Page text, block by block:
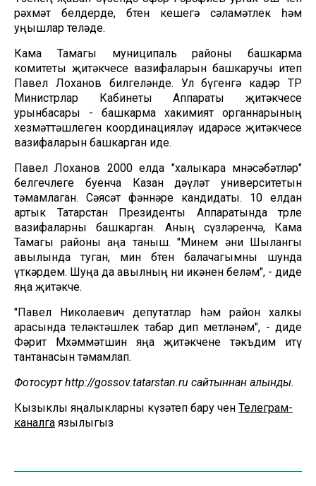
рәхмәт белдерде, бөтен кешегә сәламәтлек һәм
уңышлар теләде.
Кама Тамагы муниципаль районы башкарма
комитеты җитәкчесе вазифаларын башкаручы итеп
Павел Лоханов билгеләнде. Ул бүгенгә кадәр ТР
Министрлар Кабинеты Аппараты җитәкчесе
урынбасары - башкарма хакимият органнарының
хезмәттәшлеген координацияләү идарәсе җитәкчесе
вазифаларын башкарган иде.
Павел Лоханов 2000 елда "халыкара мөнәсәбәтләр"
белгечлеге буенча Казан дәүләт университетын
тәмамлаган. Сәясәт фәннәре кандидаты. 10 елдан
артык Татарстан Президенты Аппаратында төрле
вазифаларны башкарган. Аның сүзләренчә, Кама
Тамагы районы аңа таныш. "Минем әни Шылангы
авылында туган, мин бөтен балачагымны шунда
үткәрдем. Шуңа да авылның ни икәнен беләм", - диде
яңа җитәкче.
"Павел Николаевич депутатлар һәм район халкы
арасында теләктәшлек табар дип өметләнәм", - диде
Фәрит Мөхәммәтшин яңа җитәкчене тәкъдим итү
тантанасын тәмамлап.
Фотосурәт http://gossov.tatarstan.ru сайтыннан алынды.
Кызыклы яңалыкларны күзәтеп бару өчен Телеграм-
каналга язылыгыз